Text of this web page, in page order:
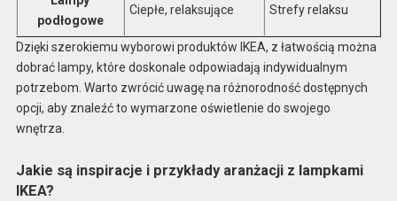
podłogowe
Ciepłe, relaksujące Strefy relaksu
Dzięki szerokiemu wyborowi produktów IKEA, z łatwością można
dobrać lampy, które doskonale odpowiadają indywidualnym
potrzebom. Warto zwrócić uwagę na różnorodność dostępnych
opcji, aby znaleźć to wymarzone oświetlenie do swojego
wnętrza.
Jakie są inspiracje i przykłady aranżacji z lampkami
IKEA?